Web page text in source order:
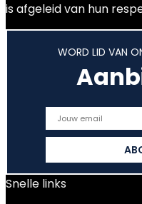
is afgeleid van hun
WORD LID VAN
Snelle links